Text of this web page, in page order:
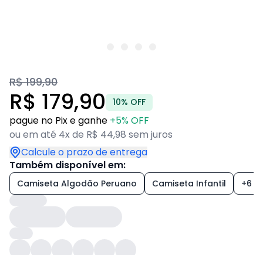
R$ 199,90
R$ 179,90 10% OFF
pague no Pix e ganhe +5% OFF
ou em até 4x de R$ 44,98 sem juros
Calcule o prazo de entrega
Também disponível em:
Camiseta Algodão Peruano Camiseta Infantil +6